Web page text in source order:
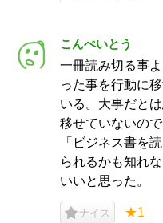
こんぺいとう
一冊読み切る事
った事を行動に
いる。大事だと
移せていないの
「ビジネス書を
られるかも知れ
いいと思った。
ナイス ★1